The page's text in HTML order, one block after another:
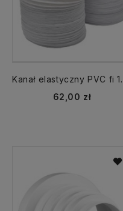
Kanał
62,00 zł